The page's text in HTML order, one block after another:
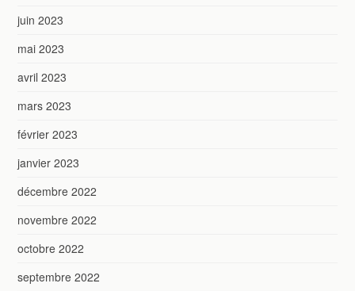
juin 2023
mai 2023
avril 2023
mars 2023
février 2023
janvier 2023
décembre 2022
novembre 2022
octobre 2022
septembre 2022